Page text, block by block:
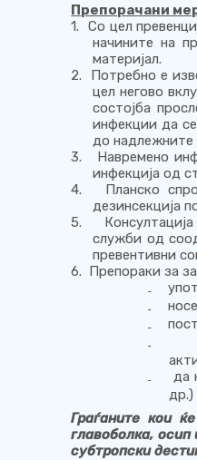
Препорачани
1.
Со цел
начините на
материјал.
2.
Потребно е
цел негово
состојба
инфекции да
до надлежните
3.
Навремено
инфекција од
4.
Планско
дезинсекција
5.
служби од
превентивни
6. Препораки за
₋
₋
₋
₋
₋
да
др.)
Граѓаните кои
главоболка,
субтропски